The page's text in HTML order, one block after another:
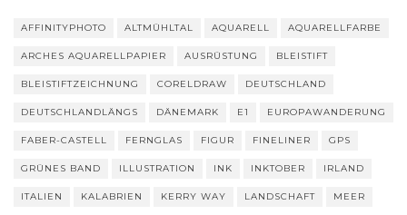
AFFINITYPHOTO ALTMÜHLTAL AQUARELL AQUARELLFARBE
ARCHES AQUARELLPAPIER AUSRÜSTUNG BLEISTIFT
BLEISTIFTZEICHNUNG CORELDRAW DEUTSCHLAND
DEUTSCHLANDLÄNGS DÄNEMARK E1 EUROPAWANDERUNG
FABER-CASTELL FERNGLAS FIGUR FINELINER GPS
GRÜNES BAND ILLUSTRATION INK INKTOBER IRLAND
ITALIEN KALABRIEN KERRY WAY LANDSCHAFT MEER